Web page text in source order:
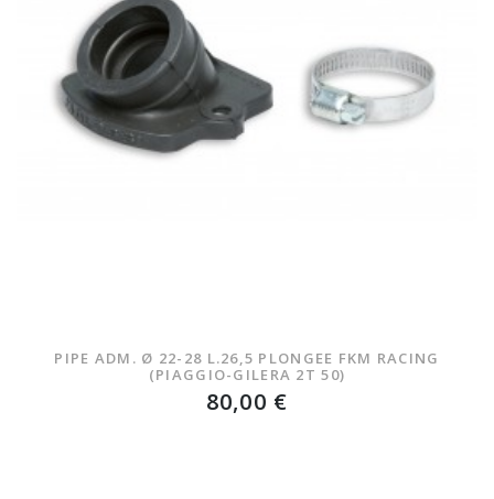
PIPE ADM. Ø 22-28 L.26,5 PLONGEE FKM RACING
(PIAGGIO-GILERA 2T 50)
80,00 €